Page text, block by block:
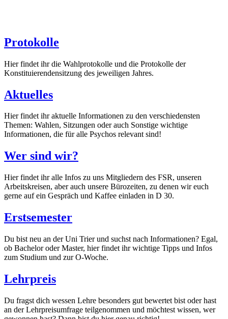
Protokolle
Hier findet ihr die Wahlprotokolle und die Protokolle der
Konstituierendensitzung des jeweiligen Jahres.
Aktuelles
Hier findet ihr aktuelle Informationen zu den verschiedensten
Themen: Wahlen, Sitzungen oder auch Sonstige wichtige
Informationen, die für alle Psychos relevant sind!
Wer sind wir?
Hier findet ihr alle Infos zu uns Mitgliedern des FSR, unseren
Arbeitskreisen, aber auch unsere Bürozeiten, zu denen wir euch
gerne auf ein Gespräch und Kaffee einladen in D 30.
Erstsemester
Du bist neu an der Uni Trier und suchst nach Informationen? Egal,
ob Bachelor oder Master, hier findet ihr wichtige Tipps und Infos
zum Studium und zur O-Woche.
Lehrpreis
Du fragst dich wessen Lehre besonders gut bewertet bist oder hast
an der Lehrpreisumfrage teilgenommen und möchtest wissen, wer